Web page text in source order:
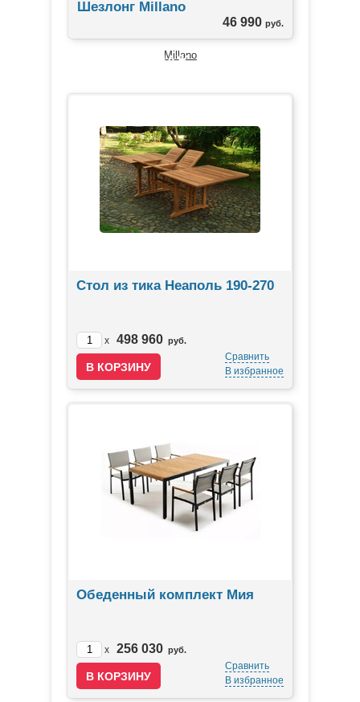
Шезлонг Millano
46 990 руб.
ЛИДЕРЫ ПРОДАЖ
Стол из тика Неаполь 190-270
x 498 960 руб.
Сравнить
В избранное
Обеденный комплект Мия
x 256 030 руб.
Сравнить
В избранное